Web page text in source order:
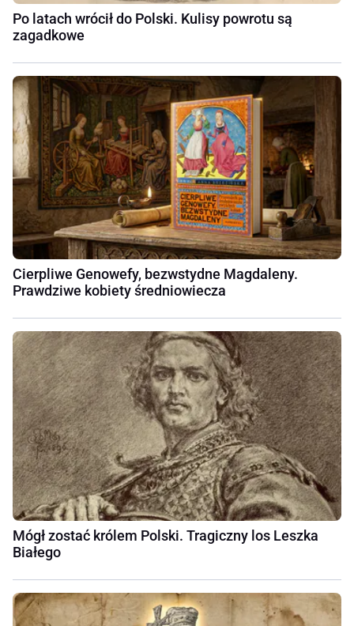
Po latach wrócił do Polski. Kulisy powrotu są
zagadkowe
Cierpliwe Genowefy, bezwstydne Magdaleny.
Prawdziwe kobiety średniowiecza
Mógł zostać królem Polski. Tragiczny los Leszka
Białego